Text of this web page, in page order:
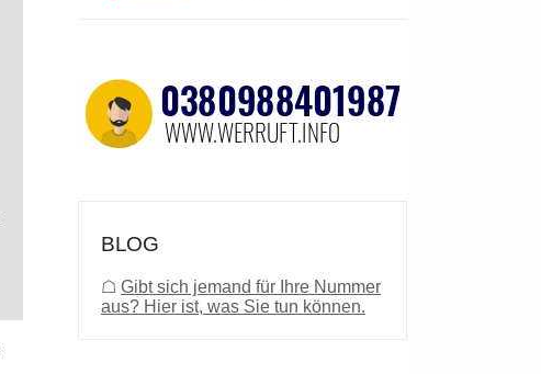
BLOG
☖ Gibt sich jemand für Ihre Nummer
aus? Hier ist, was Sie tun können.